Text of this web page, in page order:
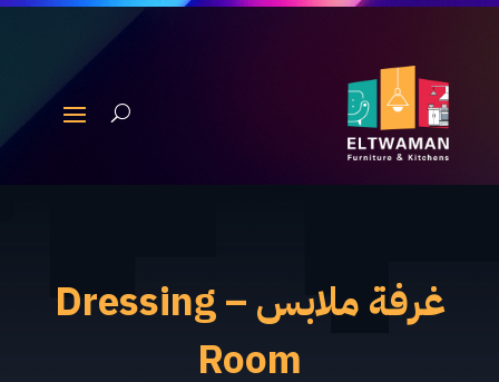
غرفة ملابس – Dressing
Room